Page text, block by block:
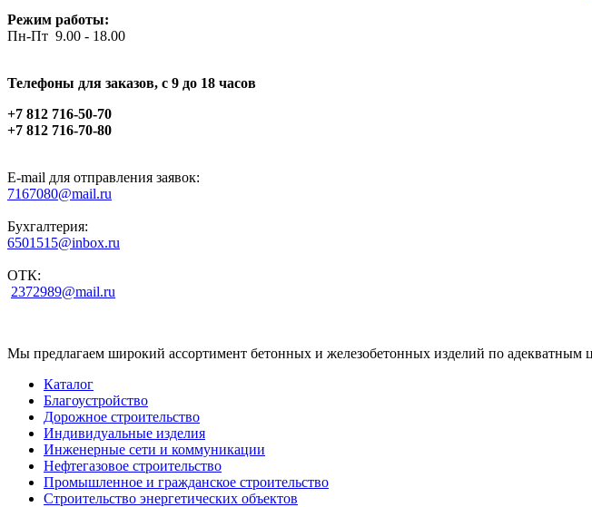
Режим работы:
Пн-Пт 9.00 - 18.00
Телефоны для заказов, c 9 до 18 часов
+7 812 716-50-70
+7 812 716-70-80
E-mail для отправления заявок:
7167080@mail.ru
Бухгалтерия:
6501515@inbox.ru
ОТК:
2372989@mail.ru
Мы предлагаем широкий ассортимент бетонных и железобетонных изделий по адекватным
Каталог
Благоустройство
Дорожное строительство
Индивидуальные изделия
Инженерные сети и коммуникации
Нефтегазовое строительство
Промышленное и гражданское строительство
Строительство энергетических объектов